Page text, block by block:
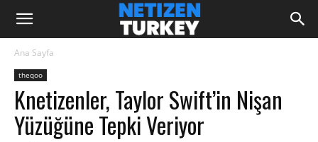
Ana Sayfa
theqoo
Knetizenler, Taylor Swift’in Nişan
Yüzüğüne Tepki Veriyor